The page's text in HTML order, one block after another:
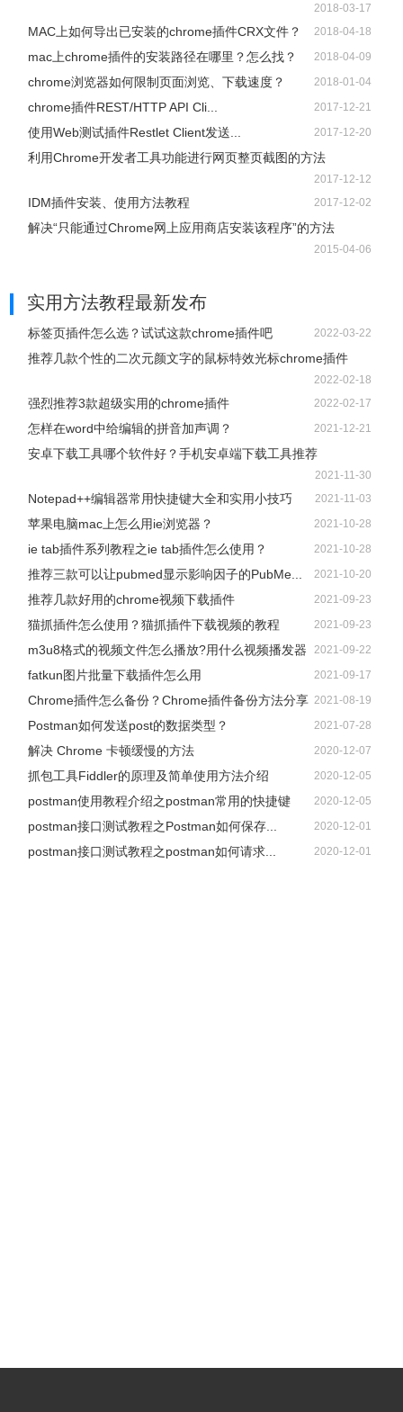
2018-03-17
MAC上如何导出已安装的chrome插件CRX文件？ 2018-04-18
mac上chrome插件的安装路径在哪里？怎么找？ 2018-04-09
chrome浏览器如何限制页面浏览、下载速度？ 2018-01-04
chrome插件REST/HTTP API Cli... 2017-12-21
使用Web测试插件Restlet Client发送... 2017-12-20
利用Chrome开发者工具功能进行网页整页截图的方法
2017-12-12
IDM插件安装、使用方法教程 2017-12-02
解决“只能通过Chrome网上应用商店安装该程序”的方法
2015-04-06
实用方法教程最新发布
标签页插件怎么选？试试这款chrome插件吧 2022-03-22
推荐几款个性的二次元颜文字的鼠标特效光标chrome插件
2022-02-18
强烈推荐3款超级实用的chrome插件 2022-02-17
怎样在word中给编辑的拼音加声调？ 2021-12-21
安卓下载工具哪个软件好？手机安卓端下载工具推荐
2021-11-30
Notepad++编辑器常用快捷键大全和实用小技巧 2021-11-03
苹果电脑mac上怎么用ie浏览器？ 2021-10-28
ie tab插件系列教程之ie tab插件怎么使用？ 2021-10-28
推荐三款可以让pubmed显示影响因子的PubMe... 2021-10-20
推荐几款好用的chrome视频下载插件 2021-09-23
猫抓插件怎么使用？猫抓插件下载视频的教程 2021-09-23
m3u8格式的视频文件怎么播放?用什么视频播发器 2021-09-22
fatkun图片批量下载插件怎么用 2021-09-17
Chrome插件怎么备份？Chrome插件备份方法分享 2021-08-19
Postman如何发送post的数据类型？ 2021-07-28
解决 Chrome 卡顿缓慢的方法 2020-12-07
抓包工具Fiddler的原理及简单使用方法介绍 2020-12-05
postman使用教程介绍之postman常用的快捷键 2020-12-05
postman接口测试教程之Postman如何保存... 2020-12-01
postman接口测试教程之postman如何请求... 2020-12-01